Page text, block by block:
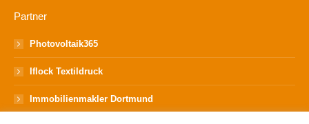
Partner
Photovoltaik365
Iflock Textildruck
Immobilienmakler Dortmund